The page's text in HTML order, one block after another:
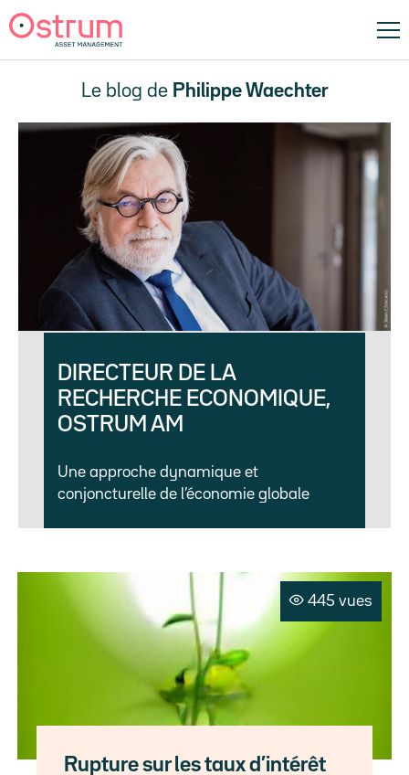
Le blog de Philippe Waechter
DIRECTEUR DE LA
RECHERCHE ECONOMIQUE,
OSTRUM AM
Une approche dynamique et
conjoncturelle de l’économie globale
445 vues
Rupture sur les taux d’intérêt